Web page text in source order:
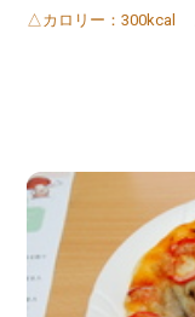
△カロリー：300kcal